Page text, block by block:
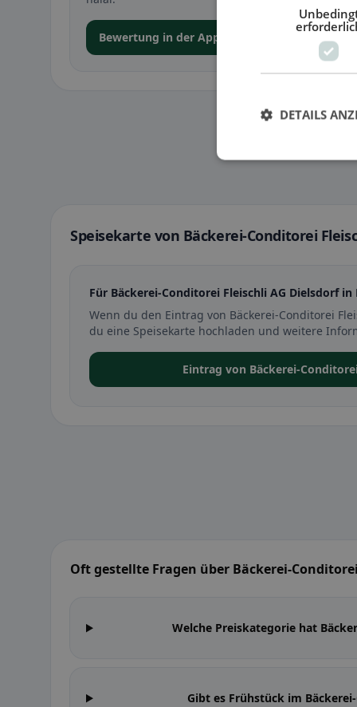
Bewertung in der App abgeben
Speisekarte von Bäckerei-Conditorei
Für Bäckerei-Conditorei Fleischli AG Dielsdorf
Wenn du den Eintrag von Bäckerei-Conditorei
du eine Speisekarte hochladen und weitere
Eintrag von Bäckerei-
Oft gestellte Fragen über Bäckerei-
Welche Preiskategorie hat
Gibt es Frühstück im
DETAILS